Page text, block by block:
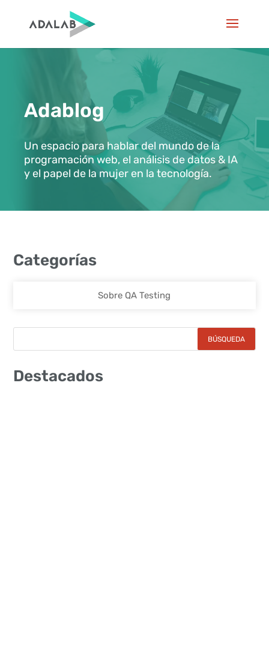
Adablog
Un espacio para hablar del mundo de la
programación web, el análisis de datos & IA
y el papel de la mujer en la tecnología.
Categorías
Sobre QA Testing
Destacados